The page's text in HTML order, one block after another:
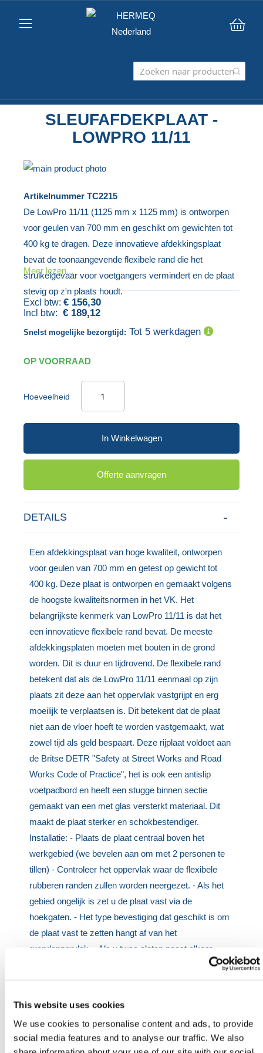
This website uses cookies
We use cookies to personalise content and ads, to provide
social media features and to analyse our traffic. We also
SLEUFAFDEKPLAAT -
LOWPRO 11/11
Ga
het
einde
van
de
afbeeldingen-
gallerij
naar
het
begin
van
de
afbeeldingen-
gallerij
Artikelnummer TC2215
De LowPro 11/11 (1125 mm x 1125 mm) is ontworpen
voor geulen van 700 mm en geschikt om gewichten tot
400 kg te dragen. Deze innovatieve afdekkingsplaat
bevat de toonaangevende flexibele rand die het
struikelgevaar voor voetgangers vermindert en de plaat
stevig op z'n plaats houdt.
Meer lezen...
€ 156,30
€ 189,12
Snelst mogelijke bezorgtijd: Tot 5 werkdagen
OP VOORRAAD
Hoeveelheid
In Winkelwagen
Offerte aanvragen
DETAILS
Een afdekkingsplaat van hoge kwaliteit, ontworpen
voor geulen van 700 mm en getest op gewicht tot
400 kg. Deze plaat is ontworpen en gemaakt volgens
de hoogste kwaliteitsnormen in het VK. Het
belangrijkste kenmerk van LowPro 11/11 is dat het
een innovatieve flexibele rand bevat. De meeste
afdekkingsplaten moeten met bouten in de grond
worden. Dit is duur en tijdrovend. De flexibele rand
betekent dat als de LowPro 11/11 eenmaal op zijn
plaats zit deze aan het oppervlak vastgrijpt en erg
moeilijk te verplaatsen is. Dit betekent dat de plaat
niet aan de vloer hoeft te worden vastgemaakt, wat
zowel tijd als geld bespaart. Deze rijplaat voldoet aan
de Britse DETR "Safety at Street Works and Road
Works Code of Practice", het is ook een antislip
voetpadbord en heeft een stugge binnen sectie
gemaakt van een met glas versterkt materiaal. Dit
maakt de plaat sterker en schokbestendiger.
Installatie: - Plaats de plaat centraal boven het
werkgebied (we bevelen aan om met 2 personen te
tillen) - Controleer het oppervlak waar de flexibele
rubberen randen zullen worden neergezet. - Als het
gebied ongelijk is zet u de plaat vast via de
hoekgaten. - Het type bevestiging dat geschikt is om
de plaat vast te zetten hangt af van het
grondoppervlak. - Als u twee platen naast elkaar
Bewaar en transporteer de plaat op een pallet als het
niet wordt gebruikt.